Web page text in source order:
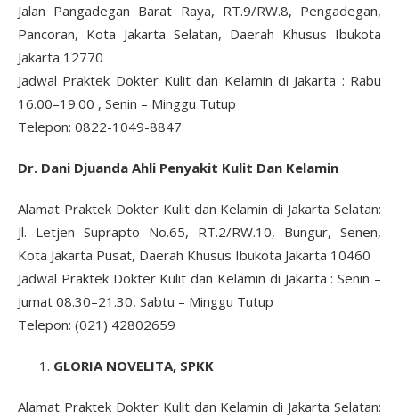
Jalan Pangadegan Barat Raya, RT.9/RW.8, Pengadegan,
Pancoran, Kota Jakarta Selatan, Daerah Khusus Ibukota
Jakarta 12770
Jadwal Praktek Dokter Kulit dan Kelamin di Jakarta : Rabu
16.00–19.00 , Senin – Minggu Tutup
Telepon: 0822-1049-8847
Dr. Dani Djuanda Ahli Penyakit Kulit Dan Kelamin
Alamat Praktek Dokter Kulit dan Kelamin di Jakarta Selatan:
Jl. Letjen Suprapto No.65, RT.2/RW.10, Bungur, Senen,
Kota Jakarta Pusat, Daerah Khusus Ibukota Jakarta 10460
Jadwal Praktek Dokter Kulit dan Kelamin di Jakarta : Senin –
Jumat 08.30–21.30, Sabtu – Minggu Tutup
Telepon: (021) 42802659
GLORIA NOVELITA, SPKK
Alamat Praktek Dokter Kulit dan Kelamin di Jakarta Selatan: